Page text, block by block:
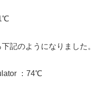
記のようになりました。
：74℃